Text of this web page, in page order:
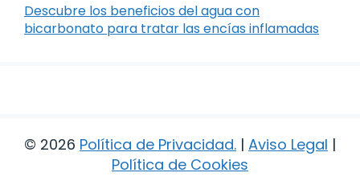
Descubre los beneficios del agua con
bicarbonato para tratar las encías inflamadas
© 2026 Política de Privacidad. | Aviso Legal |
Política de Cookies